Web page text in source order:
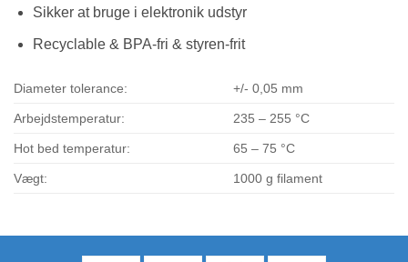
Sikker at bruge i elektronik udstyr
Recyclable & BPA-fri & styren-frit
Diameter tolerance: +/- 0,05 mm
Arbejdstemperatur: 235 – 255 °C
Hot bed temperatur: 65 – 75 °C
Vægt: 1000 g filament